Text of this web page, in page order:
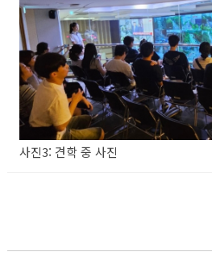
사진3: 견학 중 사진